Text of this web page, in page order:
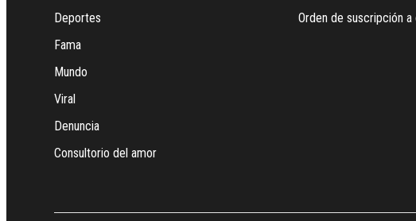
Deportes
Fama
Mundo
Viral
Denuncia
Consultorio del amor
Orden de suscripción